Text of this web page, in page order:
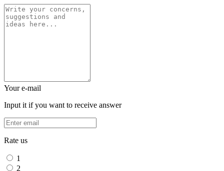
Your e-mail
Input it if you want to receive answer
Rate us
1
2